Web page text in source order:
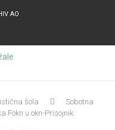
AO
šola
Sobotna
Fokn u okn-Prisojnik